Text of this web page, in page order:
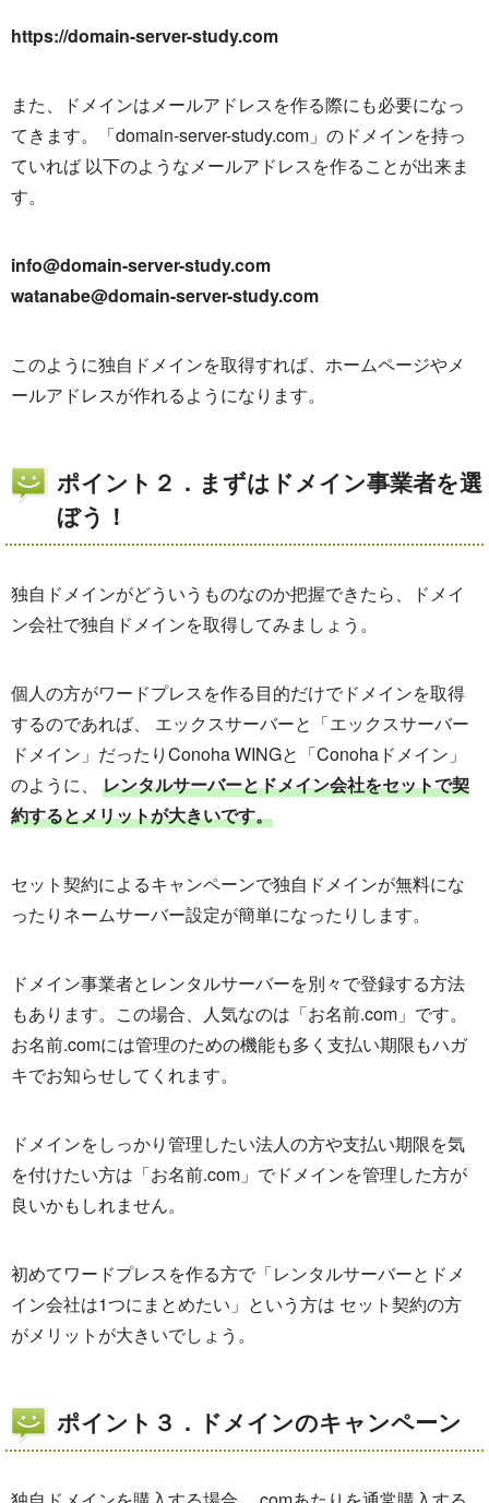
https://domain-server-study.com
また、ドメインはメールアドレスを作る際にも必要になっ
てきます。「domain-server-study.com」のドメインを持っ
ていれば 以下のようなメールアドレスを作ることが出来ま
す。
info@domain-server-study.com
watanabe@domain-server-study.com
このように独自ドメインを取得すれば、ホームページやメ
ールアドレスが作れるようになります。
ポイント２．まずはドメイン事業者を選
ぼう！
独自ドメインがどういうものなのか把握できたら、ドメイ
ン会社で独自ドメインを取得してみましょう。
個人の方がワードプレスを作る目的だけでドメインを取得
するのであれば、 エックスサーバーと「エックスサーバー
ドメイン」だったりConoha WINGと「Conohaドメイン」
のように、 レンタルサーバーとドメイン会社をセットで契
約するとメリットが大きいです。
セット契約によるキャンペーンで独自ドメインが無料にな
ったりネームサーバー設定が簡単になったりします。
ドメイン事業者とレンタルサーバーを別々で登録する方法
もあります。この場合、人気なのは「お名前.com」です。
お名前.comには管理のための機能も多く支払い期限もハガ
キでお知らせしてくれます。
ドメインをしっかり管理したい法人の方や支払い期限を気
を付けたい方は「お名前.com」でドメインを管理した方が
良いかもしれません。
初めてワードプレスを作る方で「レンタルサーバーとドメ
イン会社は1つにまとめたい」という方は セット契約の方
がメリットが大きいでしょう。
ポイント３．ドメインのキャンペーン